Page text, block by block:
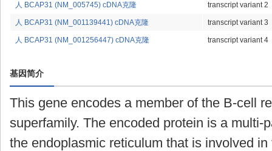
人 BCAP31 (NM_005745) cDNA克隆 transcript variant 2
人 BCAP31 (NM_001139441) cDNA克隆 transcript variant 3
人 BCAP31 (NM_001256447) cDNA克隆 transcript variant 4
基因简介
This gene encodes a member of the B-cell
superfamily. The encoded protein is a multi-
the endoplasmic reticulum that is involved